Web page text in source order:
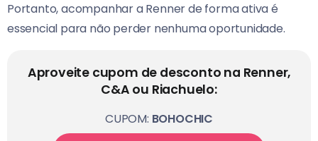
Portanto, acompanhar a Renner de forma ativa é
essencial para não perder nenhuma oportunidade.
Aproveite cupom de desconto na Renner,
C&A ou Riachuelo:
CUPOM: BOHOCHIC